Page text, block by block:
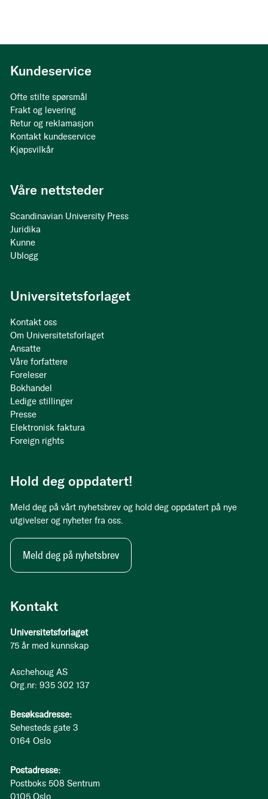
Kontakt
Universitetsforlaget
75 år med kunnskap
Aschehoug AS
Org.nr: 935 302 137
Besøksadresse:
Sehesteds gate 3
0164 Oslo
Postadresse:
Postboks 508 Sentrum
0105 Oslo
Kundeservice
Ofte stilte spørsmål
Frakt og levering
Retur og reklamasjon
Kontakt kundeservice
Kjøpsvilkår
Våre nettsteder
Scandinavian University Press
Juridika
Kunne
Ublogg
Universitetsforlaget
Kontakt oss
Om Universitetsforlaget
Ansatte
Våre forfattere
Foreleser
Bokhandel
Ledige stillinger
Presse
Elektronisk faktura
Foreign rights
Hold deg oppdatert!
Meld deg på vårt nyhetsbrev og hold deg oppdatert på nye
utgivelser og nyheter fra oss.
Meld deg på nyhetsbrev